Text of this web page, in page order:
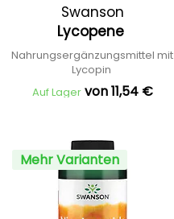
Swanson
Lycopene
Nahrungsergänzungsmittel mit
Lycopin
Auf Lager von 11,54 €
Mehr Varianten